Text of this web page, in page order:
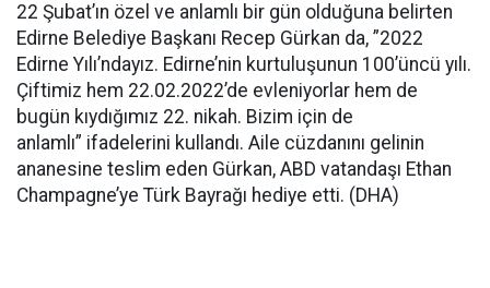
22 Şubat’ın özel ve anlamlı bir gün olduğuna belirten
Edirne Belediye Başkanı Recep Gürkan da, ”2022
Edirne Yılı’ndayız. Edirne’nin kurtuluşunun 100’üncü yılı.
Çiftimiz hem 22.02.2022’de evleniyorlar hem de
bugün kıydığımız 22. nikah. Bizim için de
anlamlı” ifadelerini kullandı. Aile cüzdanını gelinin
ananesine teslim eden Gürkan, ABD vatandaşı Ethan
Champagne’ye Türk Bayrağı hediye etti. (DHA)